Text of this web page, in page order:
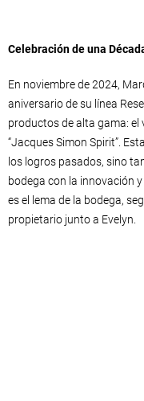
Celebración de una
En noviembre de 2024,
aniversario de su línea
productos de alta gama: el
“Jacques Simon Spirit”.
los logros pasados, sino
bodega con la innovación
es el lema de la bodega,
propietario junto a Evelyn.